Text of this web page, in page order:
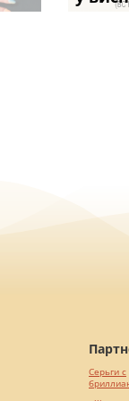
Серьги с